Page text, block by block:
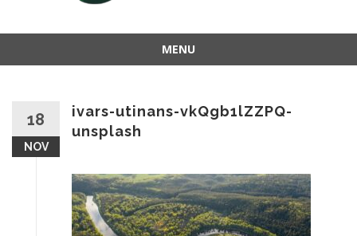
MENU
18
NOV
ivars-utinans-vkQgb1lZZPQ-
unsplash